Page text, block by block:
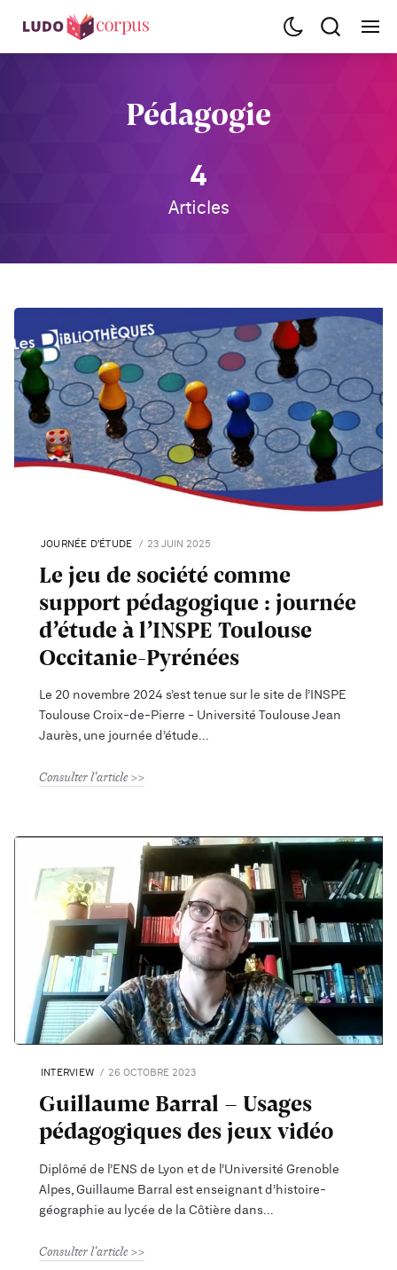
Pédagogie
4
Articles
JOURNÉE D’ÉTUDE 23 JUIN 2025
Le jeu de société comme
support pédagogique : journée
d’étude à l’INSPE Toulouse
Occitanie-Pyrénées
Le 20 novembre 2024 s’est tenue sur le site de l’INSPE
Toulouse Croix-de-Pierre - Université Toulouse Jean
Jaurès, une journée d’étude
Consulter l'article
INTERVIEW 26 OCTOBRE 2023
Guillaume Barral - Usages
pédagogiques des jeux vidéo
Diplômé de l’ENS de Lyon et de l’Université Grenoble
Alpes, Guillaume Barral est enseignant d’histoire-
géographie au lycée de la Côtière dans
Consulter l'article